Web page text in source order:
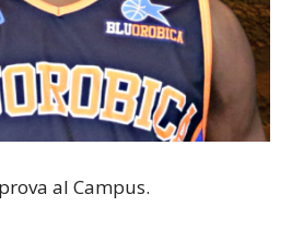
al Campus.